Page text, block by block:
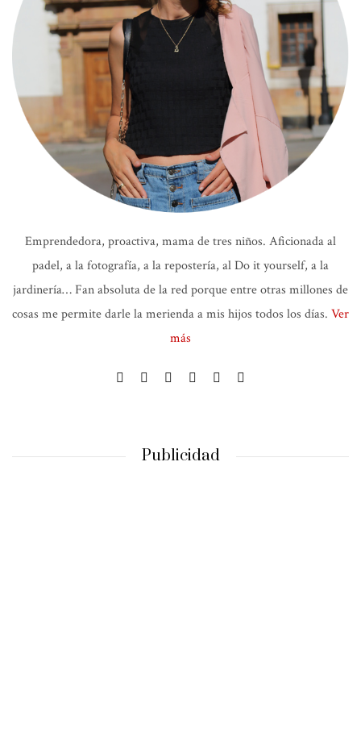
Emprendedora, proactiva, mama de tres niños. Aficionada al
padel, a la fotografía, a la repostería, al Do it yourself, a la
jardinería… Fan absoluta de la red porque entre otras millones de
cosas me permite darle la merienda a mis hijos todos los días. Ver
más
Publicidad